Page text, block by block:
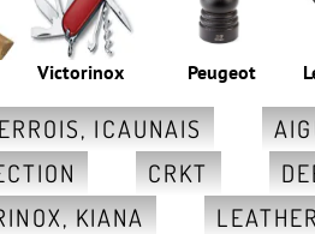
ICAUNAIS
CRKT
KIANA
Peugeot
Victorinox